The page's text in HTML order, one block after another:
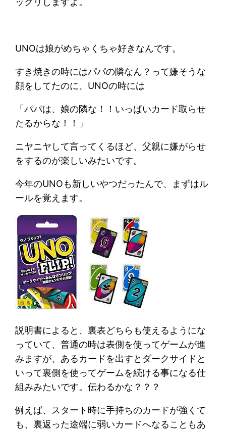
UNOは娘がめちゃくちゃ好きなんです。
すき焼きの時にはパパの隣なん？って嫌そうな
顔をしてたのに、UNOの時には
「パパは、娘の隣な！！いっぱいカード取らせ
たるからな！！」
ニヤニヤして言ってくるほど、父親に嫌がらせ
をするのが楽しいみたいです。
今年のUNOも新しいやつだったんで、まずはル
ールを覚えます。
説明書によると、裏表どちらも使えるようにな
っていて、普通の時は表側を使ってゲームが進
みますが、あるカードを出すとダークサイドと
いって裏側を使ってゲームを続ける事になる仕
組みみたいです。伝わるかな？？？
例えば、スタート時に手持ちのカードが強くて
も、裏返った途端に弱いカードへなることもあ